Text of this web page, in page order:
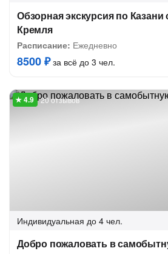
Обзорная экскурсия по
Кремля
Расписание: Ежедневно
8500 ₽за всё до 3 чел.
20 отзывов
Индивидуальная до 4 чел.
Добро пожаловать в